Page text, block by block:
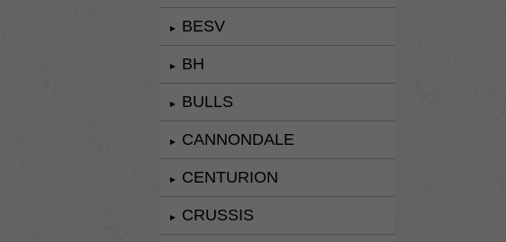
► BESV
► BH
► BULLS
► CANNONDALE
► CENTURION
► CRUSSIS